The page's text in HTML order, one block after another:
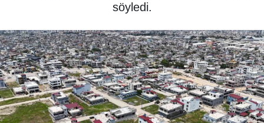
söyledi.